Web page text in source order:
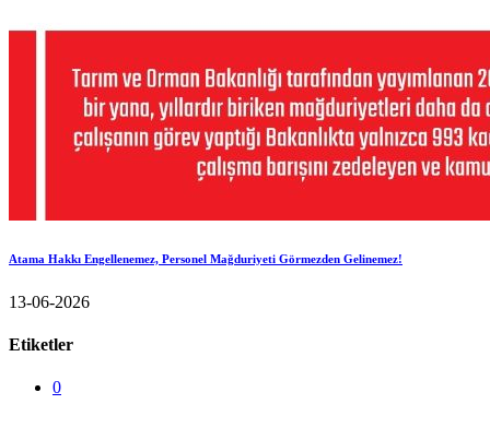
Atama Hakkı Engellenemez, Personel Mağduriyeti Görmezden Gelinemez!
13-06-2026
Etiketler
0